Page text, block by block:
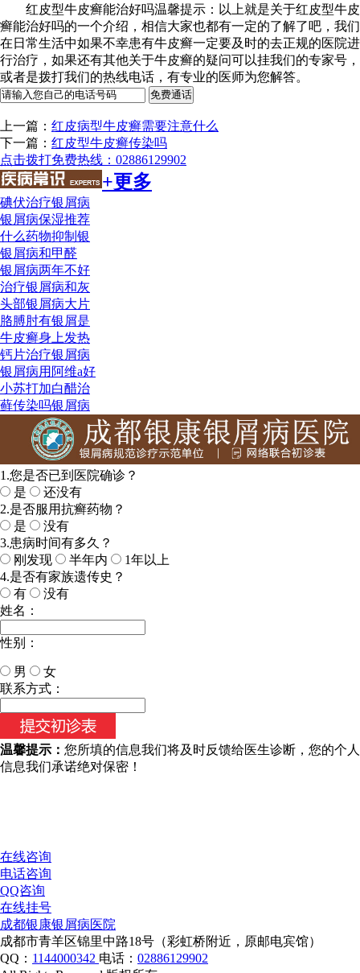
红皮型牛皮癣能治好吗温馨提示：以上就是关于红皮型牛皮
癣能治好吗的一个介绍，相信大家也都有一定的了解了吧，我们
在日常生活中如果不幸患有牛皮癣一定要及时的去正规的医院进
行治疗，如果还有其他关于牛皮癣的疑问可以挂我们的专家号，
或者是拨打我们的热线电话，有专业的医师为您解答。
上一篇： 红皮病型牛皮癣需要注意什么
下一篇： 红皮型牛皮癣传染吗
点击拨打免费热线：02886129902
+更多
碘伏治疗银屑病
银屑病保湿推荐
什么药物抑制银
银屑病和甲醛
银屑病两年不好
治疗银屑病和灰
头部银屑病大片
胳膊肘有银屑是
牛皮癣身上发热
钙片治疗银屑病
银屑病用阿维a好
小苏打加白醋治
藓传染吗银屑病
1.您是否已到医院确诊？
是
还没有
2.是否服用抗癣药物？
是
没有
3.患病时间有多久？
刚发现
半年内
1年以上
4.是否有家族遗传史？
有
没有
姓名：
性别：
男
女
今天日期：
联系方式：
温馨提示： 您所填的信息我们将及时反馈给医生诊断，您的个人
信息我们承诺绝对保密！
在线咨询
电话咨询
QQ咨询
在线挂号
成都银康银屑病医院
成都市青羊区锦里中路18号（彩虹桥附近，原邮电宾馆）
QQ： 1144000342 电话： 02886129902